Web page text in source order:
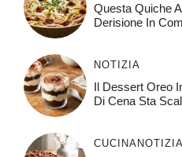
Questa Quiche
Derisione In
NOTIZIA
Il Dessert Oreo
Di Cena Sta
CUCINA NOTIZIA